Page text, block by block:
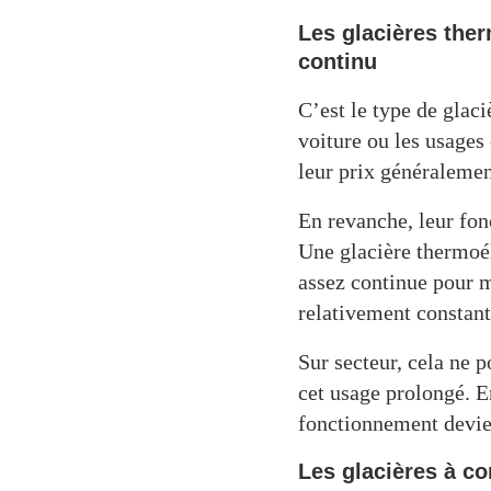
Les glacières
continu
C’est le type de
voiture ou les
leur prix
En revanche, leur
Une glacière
assez continue pour
relativement
Sur secteur, cela ne
cet usage prolongé.
fonctionnement
Les glacières à